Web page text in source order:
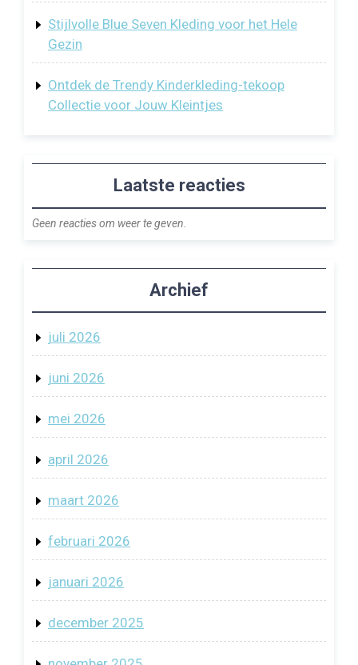
Stijlvolle Blue Seven Kleding voor het Hele
Gezin
Ontdek de Trendy Kinderkleding-tekoop
Collectie voor Jouw Kleintjes
Laatste reacties
Geen reacties om weer te geven.
Archief
juli 2026
juni 2026
mei 2026
april 2026
maart 2026
februari 2026
januari 2026
december 2025